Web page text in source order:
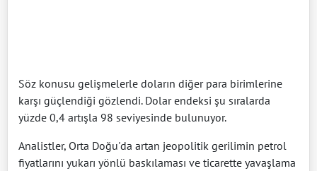
Söz konusu gelişmelerle doların diğer para birimlerine
karşı güçlendiği gözlendi. Dolar endeksi şu sıralarda
yüzde 0,4 artışla 98 seviyesinde bulunuyor.
Analistler, Orta Doğu'da artan jeopolitik gerilimin petrol
fiyatlarını yukarı yönlü baskılaması ve ticarette yavaşlama